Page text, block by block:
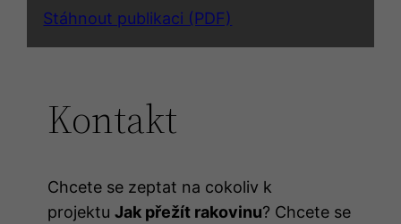
Stáhnout publikaci (PDF)
Kontakt
Chcete se zeptat na cokoliv k
projektu Jak přežít rakovinu? Chcete se